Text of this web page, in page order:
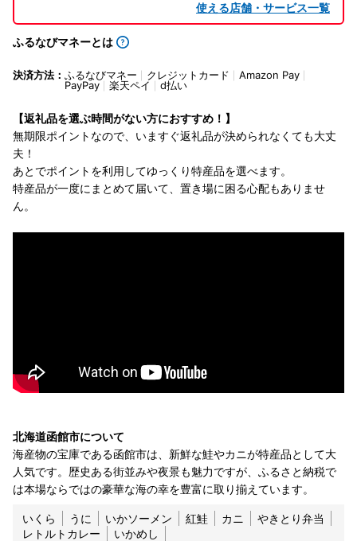
使える店舗・サービス一覧
ふるなびマネーとは
決済方法： ふるなびマネー クレジットカード
Amazon Pay
PayPay
楽天ペイ d払い
【返礼品を選ぶ時間がない方におすすめ！】
無期限ポイントなので、いますぐ返礼品が決められなくても大丈
夫！
あとでポイントを利用してゆっくり特産品を選べます。
特産品が一度にまとめて届いて、置き場に困る心配もありませ
ん。
北海道函館市について
海産物の宝庫である函館市は、新鮮な鮭やカニが特産品として大
人気です。歴史ある街並みや夜景も魅力ですが、ふるさと納税で
は本場ならではの豪華な海の幸を豊富に取り揃えています。
いくら うに いかソーメン 紅鮭 カニ
やきとり弁当
レトルトカレー
いかめし